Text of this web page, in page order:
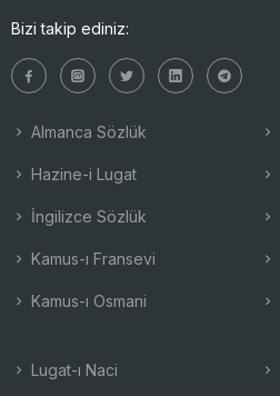
Bizi takip ediniz:
Almanca Sözlük
Hazine-i Lugat
İngilizce Sözlük
Kamus-ı Fransevi
Kamus-ı Osmani
Lugat-ı Naci